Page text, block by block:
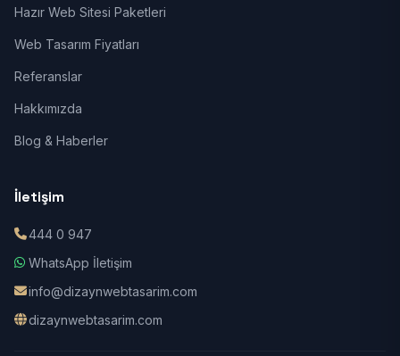
Hazır Web Sitesi Paketleri
Web Tasarım Fiyatları
Referanslar
Hakkımızda
Blog & Haberler
İletişim
444 0 947
WhatsApp İletişim
info@dizaynwebtasarim.com
dizaynwebtasarim.com